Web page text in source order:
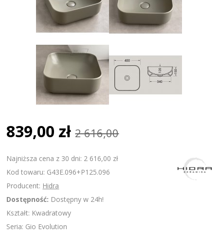
839,00 zł 2 616,00
Najniższa cena z 30 dni: 2 616,00 zł
Kod towaru: G43E.096+P125.096
Producent: Hidra
Dostępność: Dostępny w 24h!
Kształt: Kwadratowy
Seria: Gio Evolution